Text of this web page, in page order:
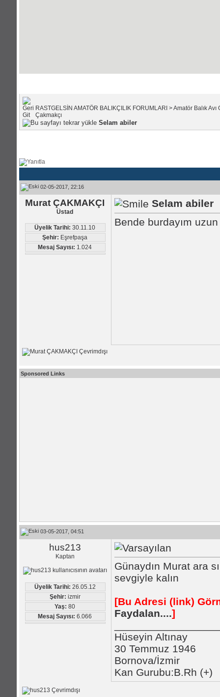
RASTGELSİN AMATÖR BALIKÇILIK FORUMLARI >Amatör Balık
Çakmakçı
Selam abiler
02-05-2017, 22:16
Murat ÇAKMAKÇI
Üstad
Üyelik Tarihi: 30.11.10
Şehir: Eşrefpaşa
Mesaj Sayısı: 1.024
Selam abiler
Bende burdayım
Sponsored Links
03-05-2017, 04:51
hus213
Kaptan
Üyelik Tarihi: 26.05.12
Şehir: izmir
Yaş: 80
Mesaj Sayısı: 6.066
Günaydın Murat ara
sevgiyle kalın
[Bu Adresi (link)
Faydalan....]
Hüseyin Altınay
30 Temmuz 1946
Bornova/İzmir
Kan Gurubu:B.Rh (+)